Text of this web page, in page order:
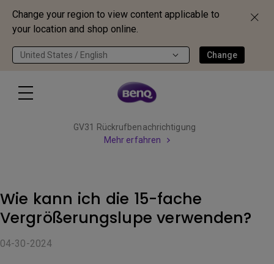
Change your region to view content applicable to
your location and shop online.
United States / English Change
GV31 Rückrufbenachrichtigung
Mehr erfahren
Wie kann ich die 15-fache
Vergrößerungslupe verwenden?
04-30-2024